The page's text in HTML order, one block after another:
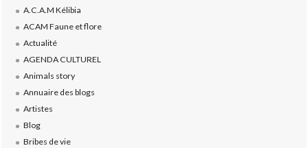
A.C.A.M Kélibia
ACAM Faune et flore
Actualité
AGENDA CULTUREL
Animals story
Annuaire des blogs
Artistes
Blog
Bribes de vie